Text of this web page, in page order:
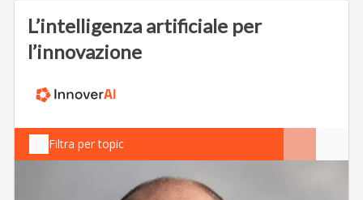
L’intelligenza artificiale per
l’innovazione
Filtra per topic